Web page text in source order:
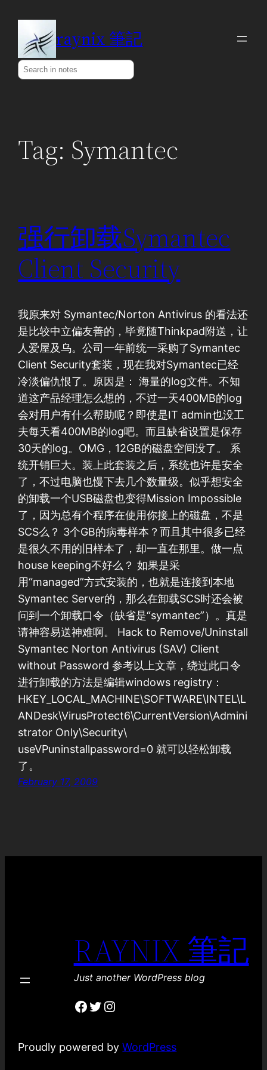
content
raynix 筆記
Search
Tag: Symantec
强行卸载Symantec
Client Security
我原来对 Symantec/Norton Antivirus 的看法还
是比较中立偏友善的，毕竟随Thinkpad附送，让
人爱屋及乌。公司一年前统一采购了Symantec
Client Security套装，现在我对Symantec已经
冷淡偏仇恨了。原因是： 海量的log文件。不知
道这产品经理怎么想的，不过一天400MB的log
会对用户有什么帮助呢？即使是IT admin也没工
夫每天看400MB的log吧。而且缺省设置是保存
30天的log。OMG，12GB的磁盘空间没了。 系
统开销巨大。装上此套装之后，系统也许是安全
了，不过电脑也慢下去几个数量级。似乎想安全
的卸载一个USB磁盘也变得Mission Impossible
了，因为总有个程序在使用你接上的磁盘，不是
SCS么？ 3个GB的病毒样本？而且其中很多已经
是很久不用的旧样本了，却一直在那里。做一点
house keeping不好么？ 如果是采
用“managed”方式安装的，也就是连接到本地
Symantec Server的，那么在卸载SCS时还会被
问到一个卸载口令（缺省是“symantec”）。真是
请神容易送神难啊。 Hack to Remove/Uninstall
Symantec Norton Antivirus (SAV) Client
without Password 参考以上文章，绕过此口令
进行卸载的方法是编辑windows registry：
HKEY_LOCAL_MACHINE\SOFTWARE\INTEL\L
ANDesk\VirusProtect6\CurrentVersion\Admini
strator Only\Security\
useVPuninstallpassword=0 就可以轻松卸载
了。
February 17, 2009
RAYNIX 筆記
Just another WordPress blog
Facebook
Twitter
Instagram
Proudly powered byWordPress